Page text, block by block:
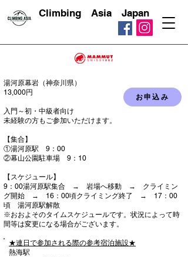
​ Climbing Asia Japan
湯河原幕岩（神奈川県）
13,000円
​入門～初・中級者向け
​未経験の方もご参加いただけます。
【集合】
①湯河原駅 9：00
②幕山公園駐車場 9：10
【スケジュール】​
9：00湯河原駅集合 → 岩場へ移動 → クライミン
グ開始 → 16：00頃クライミング終了 → 17：00
頃 湯河原駅解散
※おおよそのタイムスケジュールです。状況によって時
間等は変更になる場合がございます。
お申込み
★連日で参加される際の参考宿泊施設★
熱海駅